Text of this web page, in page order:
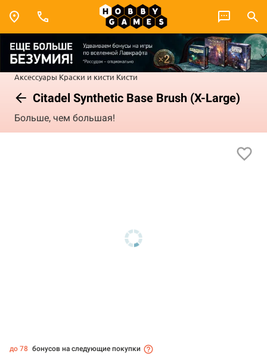
Аксессуары Краски и кисти Кисти
Citadel Synthetic Base Brush (X-Large)
Больше, чем большая!
до 78 бонусов на следующие покупки